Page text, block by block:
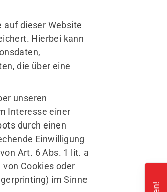
auf dieser Website
Hierbei kann
die über eine
unseren
Interesse einer
durch einen
Einwilligung
Art. 6 Abs. 1 lit. a
von Cookies oder
im Sinne